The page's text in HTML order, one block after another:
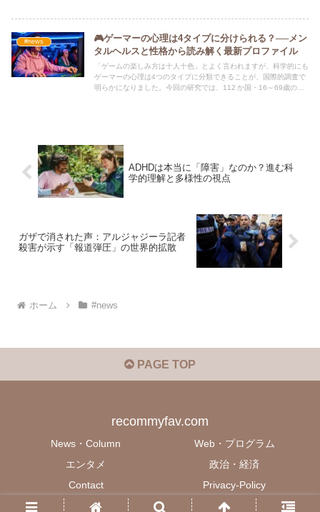
#news
🎮ゲーマーの心理は4タイプに分けられる？──メン
タルヘルスと性格から読み解く最新プロファイル
「ゲームの楽しみ方は十人十色」とよく言われますが、科学的にも
ゲーマーの心理は4つのタイプに分類できることが、国際的調査で
明らかになりました。今回の研究では、112 か国・16～69歳のゲ
ADHDは本当に「障害」なのか？進む科
学的理解と多様性の視点
ガザで消された声：アルジャジーラ記者
殺害が示す「報道弾圧」の世界的拡散
ホーム #news
PAGE TOP
recommyfav.com
News・Column
Web・プログラム
エンタメ
政治・経済
Contact
Privacy-Policy